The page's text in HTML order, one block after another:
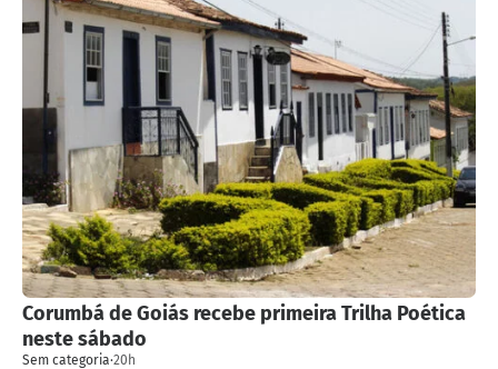
Corumbá de Goiás recebe primeira Trilha Poética
neste sábado
Sem categoria·20h